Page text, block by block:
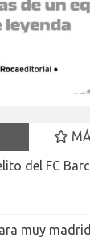
del FC
muy